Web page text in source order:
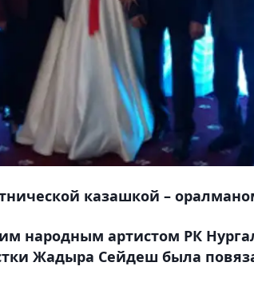
казашкой –
народным артистом РК
Жадыра Сейдеш была